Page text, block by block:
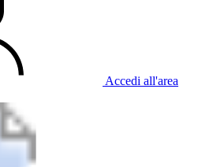
Accedi all'area